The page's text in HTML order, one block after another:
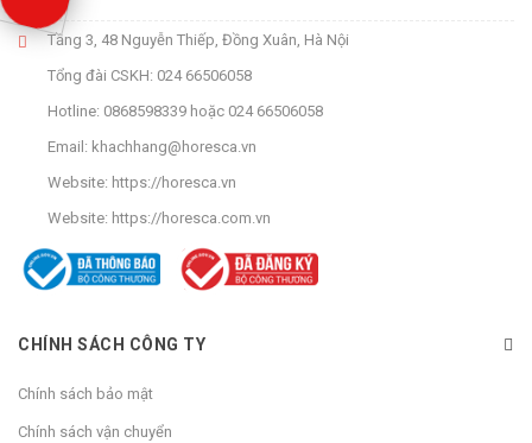
Tầng 3, 48 Nguyễn Thiếp, Đồng Xuân, Hà Nội
Tổng đài CSKH: 024 66506058
Hotline: 0868598339 hoặc 024 66506058
Email: khachhang@horesca.vn
Website: https://horesca.vn
Website: https://horesca.com.vn
CHÍNH SÁCH CÔNG TY
Chính sách bảo mật
Chính sách vận chuyển